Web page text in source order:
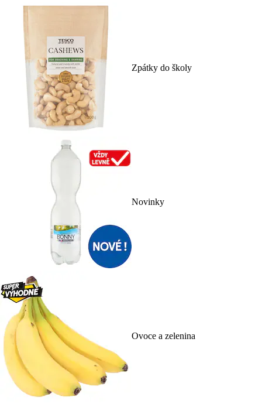
Zpátky do školy
Novinky
Ovoce a zelenina